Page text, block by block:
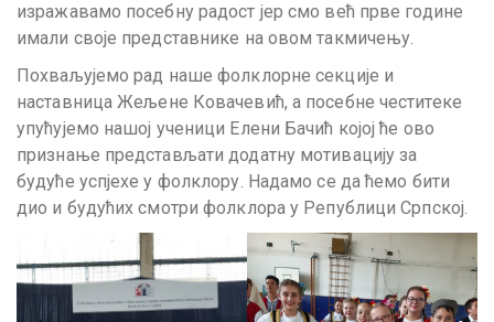
изражавамо посебну радост јер смо већ прве године
имали своје представнике на овом такмичењу.
Похваљујемо рад наше фолклорне секције и
наставница Жељене Ковачевић, а посебне честитеке
упућујемо нашој ученици Елени Бачић којој ће ово
признање представљати додатну мотивацију за
будуће успјехе у фолклору. Надамо се да ћемо бити
дио и будућих смотри фолклора у Републици Српској.